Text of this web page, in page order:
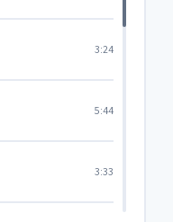
3:24
5:44
3:33